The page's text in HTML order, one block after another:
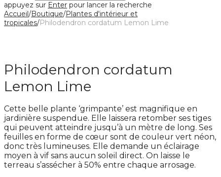
appuyez sur Enter pour lancer la recherche
Accueil/Boutique/Plantes d'intérieur et
tropicales/Philodendron cordatum Lemon Lime
Philodendron cordatum
Lemon Lime
Cette belle plante ‘grimpante’ est magnifique en
jardinière suspendue. Elle laissera retomber ses tiges
qui peuvent atteindre jusqu’à un mètre de long. Ses
feuilles en forme de cœur sont de couleur vert néon,
donc très lumineuses. Elle demande un éclairage
moyen à vif sans aucun soleil direct. On laisse le
terreau s’assécher à 50% entre chaque arrosage.